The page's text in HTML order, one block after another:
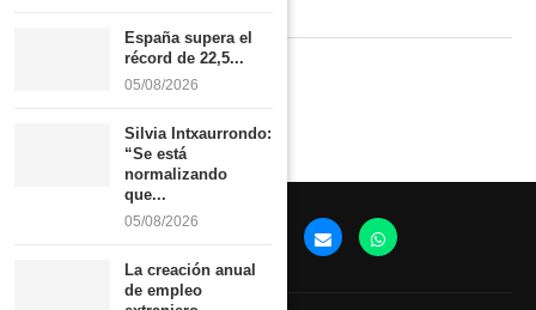
Política de privacidad
España supera el
récord de 22,5...
05/08/2026
Silvia Intxaurrondo:
“Se está
normalizando
que...
05/08/2026
La creación anual
de empleo